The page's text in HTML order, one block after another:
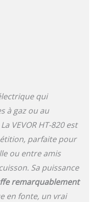
qui
à gaz ou au
VEVOR HT-820 est
parfaite pour
ou entre amis
Sa puissance
remarquablement
en fonte, un vrai